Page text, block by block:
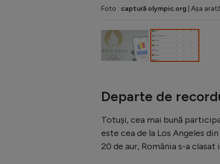
Foto : captură olympic.org | Așa
Departe de
Totuși, cea mai bună
este cea de la Los Angeles
20 de aur, România s-a